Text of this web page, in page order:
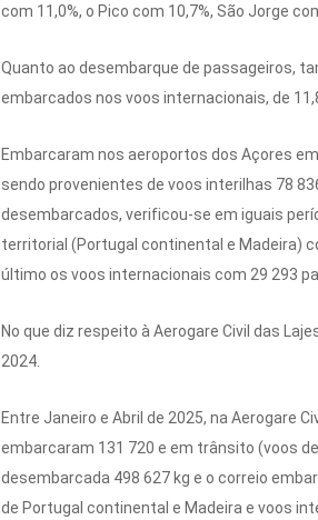
com 11,0%, o Pico com 10,7%, São Jorge
Quanto ao desembarque de passageiros,
embarcados nos voos internacionais, de
Embarcaram nos aeroportos dos Açores
sendo provenientes de voos interilhas 78
desembarcados, verificou-se em iguais
territorial (Portugal continental e Madeira)
último os voos internacionais com 29 293
No que diz respeito à Aerogare Civil das
2024.
Entre Janeiro e Abril de 2025, na Aerogare
embarcaram 131 720 e em trânsito (voos
desembarcada 498 627 kg e o correio
de Portugal continental e Madeira e voos